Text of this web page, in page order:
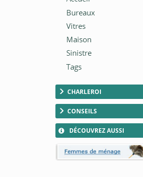
CHARLEROI
CONSEILS
DÉCOUVREZ AUSSI